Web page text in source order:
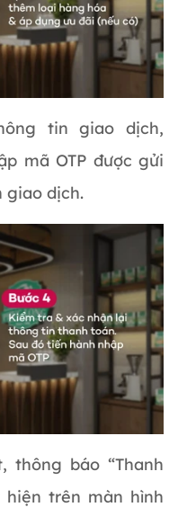
tin giao dịch,
mã OTP được gửi
giao dịch.
thông báo “Thanh
trên màn hình